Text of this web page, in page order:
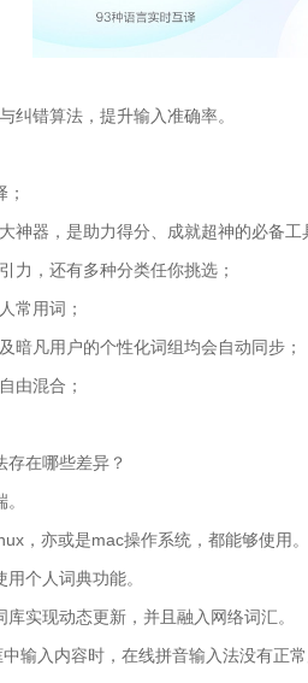
纠错算法，提升输入准确率。
神器，是助力得分、成就超神的必备工
力，还有多种分类任你挑选；
常用词；
暗凡用户的个性化词组均会自动同步；
由混合；
存在哪些差异？
，亦或是mac操作系统，都能够使用。
个人词典功能。
实现动态更新，并且融入网络词汇。
输入内容时，在线拼音输入法没有正